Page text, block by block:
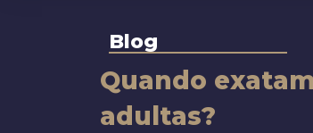
Blog
Quando
adultas?